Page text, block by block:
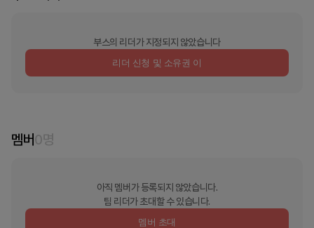
부스의 리더가 지정되지 않았습니다
리더 신청 및 소유권 이
멤버0명
아직 멤버가 등록되지 않았습니다.
팀 리더가 초대할 수 있습니다.
멤버 초대